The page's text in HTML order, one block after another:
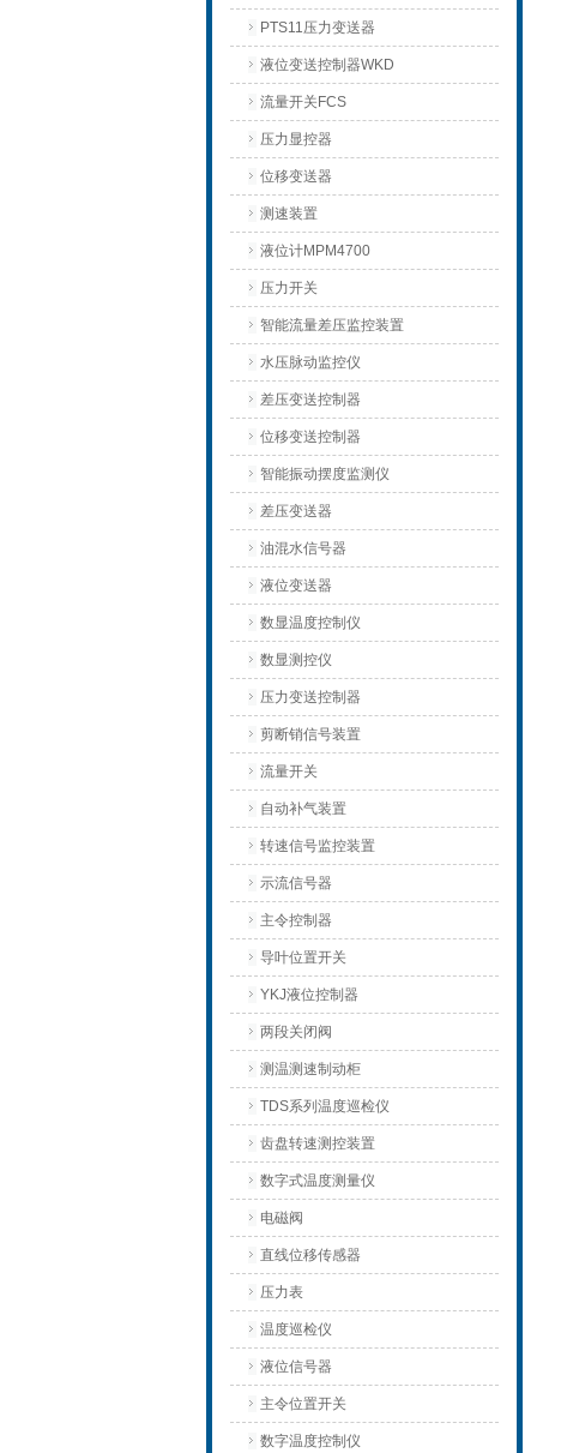
PTS11压力变送器
液位变送控制器WKD
流量开关FCS
压力显控器
位移变送器
测速装置
液位计MPM4700
压力开关
智能流量差压监控装置
水压脉动监控仪
差压变送控制器
位移变送控制器
智能振动摆度监测仪
差压变送器
油混水信号器
液位变送器
数显温度控制仪
数显测控仪
压力变送控制器
剪断销信号装置
流量开关
自动补气装置
转速信号监控装置
示流信号器
主令控制器
导叶位置开关
YKJ液位控制器
两段关闭阀
测温测速制动柜
TDS系列温度巡检仪
齿盘转速测控装置
数字式温度测量仪
电磁阀
直线位移传感器
压力表
温度巡检仪
液位信号器
主令位置开关
数字温度控制仪